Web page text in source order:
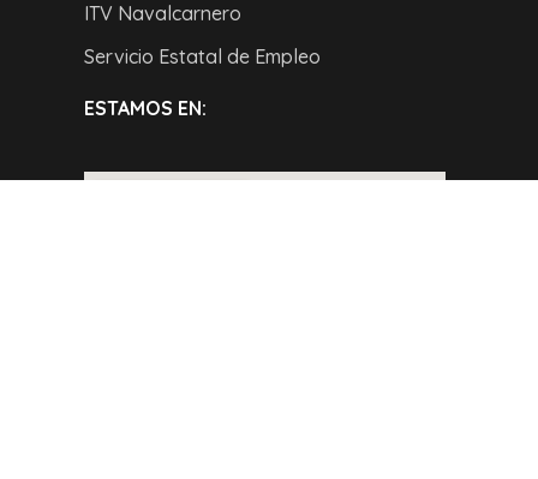
ITV Navalcarnero
Servicio Estatal de Empleo
ESTAMOS EN: